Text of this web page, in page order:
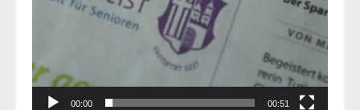
00:00 00:51